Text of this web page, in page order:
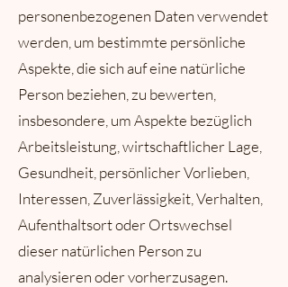
personenbezogenen Daten verwendet
werden, um bestimmte persönliche
Aspekte, die sich auf eine natürliche
Person beziehen, zu bewerten,
insbesondere, um Aspekte bezüglich
Arbeitsleistung, wirtschaftlicher Lage,
Gesundheit, persönlicher Vorlieben,
Interessen, Zuverlässigkeit, Verhalten,
Aufenthaltsort oder Ortswechsel
dieser natürlichen Person zu
analysieren oder vorherzusagen.